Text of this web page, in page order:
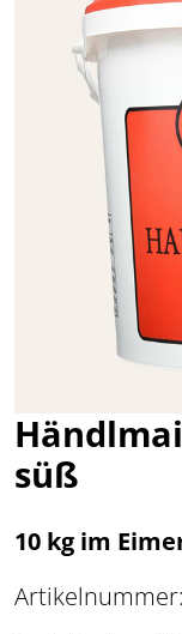
süß
10 kg im
Artikelnummer: